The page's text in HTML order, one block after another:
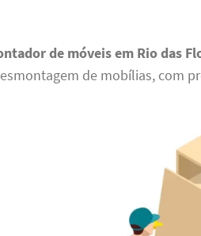
de móveis em Rio das
de mobílias, com